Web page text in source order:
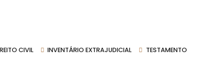
CIVIL INVENTÁRIO EXTRAJUDICIAL TESTAMENTO